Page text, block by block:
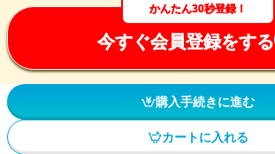
かんたん30秒登録！
今すぐ会員登録をする
購入手続きに進む
カートに入れる